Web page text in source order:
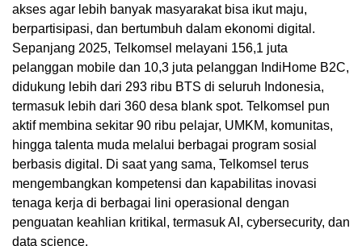
akses agar lebih banyak masyarakat bisa ikut maju,
berpartisipasi, dan bertumbuh dalam ekonomi digital.
Sepanjang 2025, Telkomsel melayani 156,1 juta
pelanggan mobile dan 10,3 juta pelanggan IndiHome B2C,
didukung lebih dari 293 ribu BTS di seluruh Indonesia,
termasuk lebih dari 360 desa blank spot. Telkomsel pun
aktif membina sekitar 90 ribu pelajar, UMKM, komunitas,
hingga talenta muda melalui berbagai program sosial
berbasis digital. Di saat yang sama, Telkomsel terus
mengembangkan kompetensi dan kapabilitas inovasi
tenaga kerja di berbagai lini operasional dengan
penguatan keahlian kritikal, termasuk AI, cybersecurity, dan
data science.